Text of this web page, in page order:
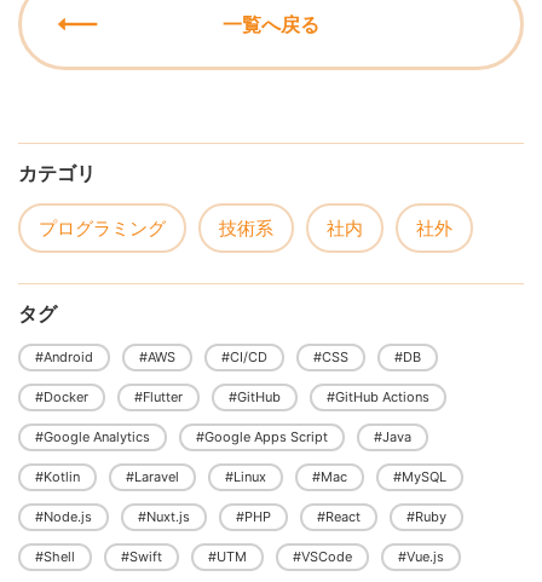
一覧へ戻る
カテゴリ
プログラミング 技術系 社内 社外
タグ
#Android #AWS #CI/CD #CSS #DB
#Docker #Flutter #GitHub #GitHub Actions
#Google Analytics #Google Apps Script #Java
#Kotlin #Laravel #Linux #Mac #MySQL
#Node.js #Nuxt.js #PHP #React #Ruby
#Shell #Swift #UTM #VSCode #Vue.js